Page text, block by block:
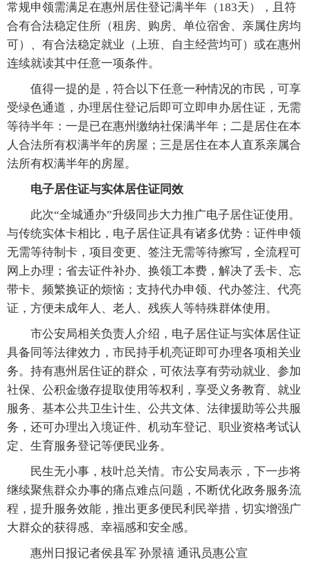
常规申领需满足在惠州居住登记满半年（183天），且符
合有合法稳定住所（租房、购房、单位宿舍、亲属住房均
可）、有合法稳定就业（上班、自主经营均可）或在惠州
连续就读其中任意一项条件。
值得一提的是，符合以下任意一种情况的市民，可享
受绿色通道，办理居住登记后即可立即申办居住证，无需
等待半年：一是已在惠州缴纳社保满半年；二是居住在本
人合法所有权满半年的房屋；三是居住在本人直系亲属合
法所有权满半年的房屋。
电子居住证与实体居住证同效
此次“全城通办”升级同步大力推广电子居住证使用。
与传统实体卡相比，电子居住证具有诸多优势：证件申领
无需等待制卡，项目变更、签注无需等待擦写，全流程可
网上办理；省去证件补办、换领工本费，解决了丢卡、忘
带卡、频繁换证的烦恼；支持代办申领、代办签注、代亮
证，方便未成年人、老人、残疾人等特殊群体使用。
市公安局相关负责人介绍，电子居住证与实体居住证
具备同等法律效力，市民持手机亮证即可办理各项相关业
务。持有惠州居住证的群众，可依法享有劳动就业、参加
社保、公积金缴存提取使用等权利，享受义务教育、就业
服务、基本公共卫生计生、公共文体、法律援助等公共服
务，还可办理出入境证件、机动车登记、职业资格考试认
定、生育服务登记等便民业务。
民生无小事，枝叶总关情。市公安局表示，下一步将
继续聚焦群众办事的痛点难点问题，不断优化政务服务流
程，提升服务效能，推出更多便民利民举措，切实增强广
大群众的获得感、幸福感和安全感。
惠州日报记者侯县军 孙景禧 通讯员惠公宣